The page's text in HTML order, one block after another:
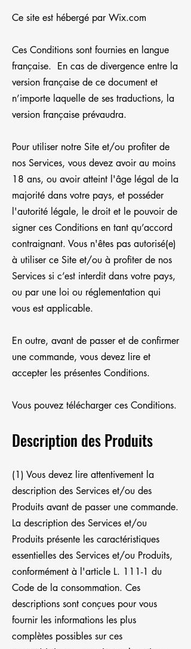
Ce site est hébergé par Wix.com
Ces Conditions sont fournies en langue
française. En cas de divergence entre la
version française de ce document et
n’importe laquelle de ses traductions, la
version française prévaudra.
Pour utiliser notre Site et/ou profiter de
nos Services, vous devez avoir au moins
18 ans, ou avoir atteint l'âge légal de la
majorité dans votre pays, et posséder
l'autorité légale, le droit et le pouvoir de
signer ces Conditions en tant qu’accord
contraignant. Vous n'êtes pas autorisé(e)
à utiliser ce Site et/ou à profiter de nos
Services si c’est interdit dans votre pays,
ou par une loi ou réglementation qui
vous est applicable.
En outre, avant de passer et de confirmer
une commande, vous devez lire et
accepter les présentes Conditions.
Vous pouvez télécharger ces Conditions.
Description des Produits
(1) Vous devez lire attentivement la
description des Services et/ou des
Produits avant de passer une commande.
La description des Services et/ou
Produits présente les caractéristiques
essentielles des Services et/ou Produits,
conformément à l'article L. 111-1 du
Code de la consommation. Ces
descriptions sont conçues pour vous
fournir les informations les plus
complètes possibles sur ces